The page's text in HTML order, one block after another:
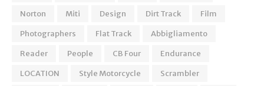
Norton
Miti Design Dirt Track
Film
Photographers
Flat Track
Abbigliamento
Reader
People CB Four
Endurance
LOCATION
Style Motorcycle
Scrambler